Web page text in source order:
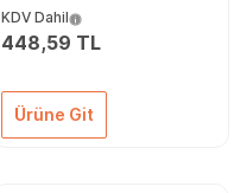
KDV Dahil
448,59 TL
Ürüne Git